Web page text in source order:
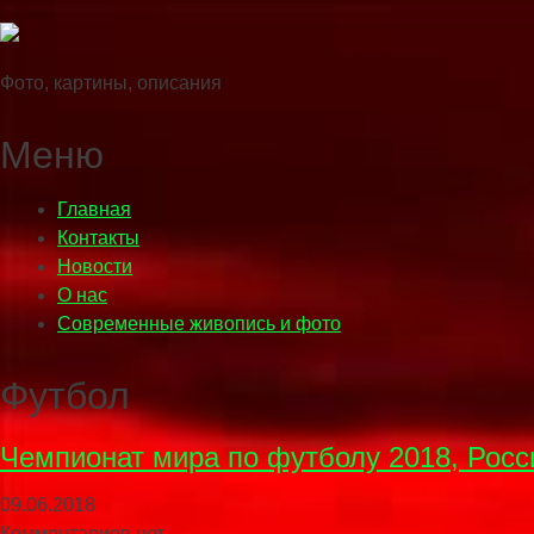
Фото, картины, описания
Меню
Главная
Контакты
Новости
О нас
Современные живопись и фото
Футбол
Чемпионат мира по футболу 2018,
09.06.2018